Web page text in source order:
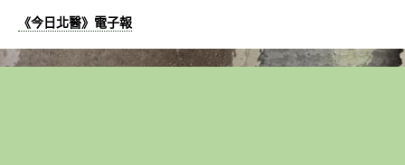
《今日北醫》電子報